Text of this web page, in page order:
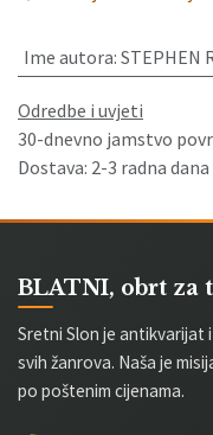
Ime autora: STEPHEN
Odredbe i uvjeti
30-dnevno jamstvo
Dostava: 2-3 radna dana
BLATNI, obrt za
Sretni Slon je antikvarijat
svih žanrova. Naša je
po poštenim cijenama.